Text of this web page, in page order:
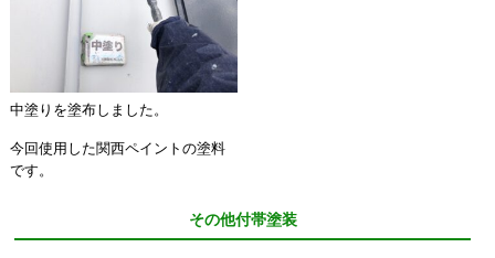
中塗りを塗布しました。
今回使用した関西ペイントの塗料
です。
その他付帯塗装